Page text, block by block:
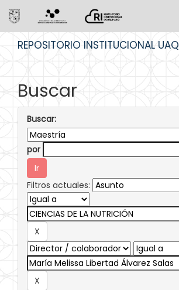
REPOSITORIO INSTITUCIONAL UAQ
Buscar
Buscar:
por
Filtros actuales: